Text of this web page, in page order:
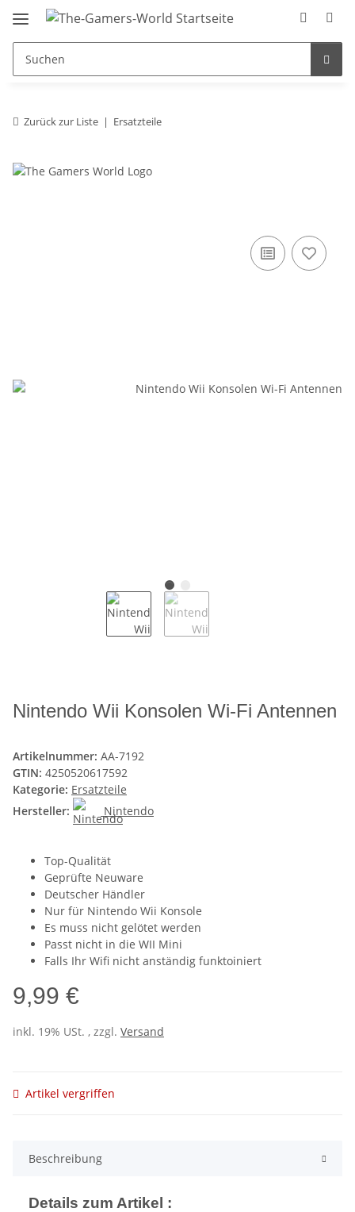
Zurück zur Liste Ersatzteile
Nintendo Wii Konsolen Wi-Fi Antennen
Artikelnummer: AA-7192
GTIN: 4250520617592
Kategorie: Ersatzteile
Hersteller:
Nintendo
Top-Qualität
Geprüfte Neuware
Deutscher Händler
Nur für Nintendo Wii Konsole
Es muss nicht gelötet werden
Passt nicht in die WII Mini
Falls Ihr Wifi nicht anständig funktoiniert
9,99 €
inkl. 19% USt. , zzgl. Versand
Artikel vergriffen
Beschreibung
Details zum Artikel :